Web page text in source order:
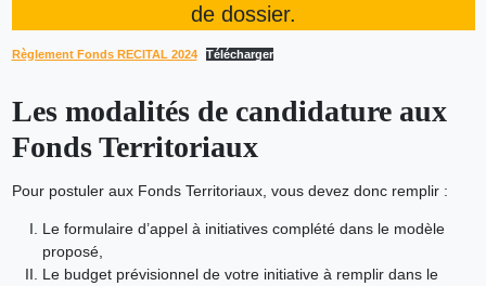
de dossier.
Règlement Fonds RECITAL 2024 Télécharger
Les modalités de candidature aux
Fonds Territoriaux
Pour postuler aux Fonds Territoriaux, vous devez donc remplir :
Le formulaire d’appel à initiatives complété dans le modèle
proposé,
Le budget prévisionnel de votre initiative à remplir dans le